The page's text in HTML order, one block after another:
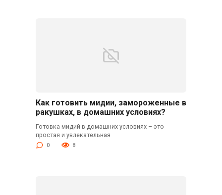
Как готовить мидии, замороженные в
ракушках, в домашних условиях?
Готовка мидий в домашних условиях – это
простая и увлекательная
0 8